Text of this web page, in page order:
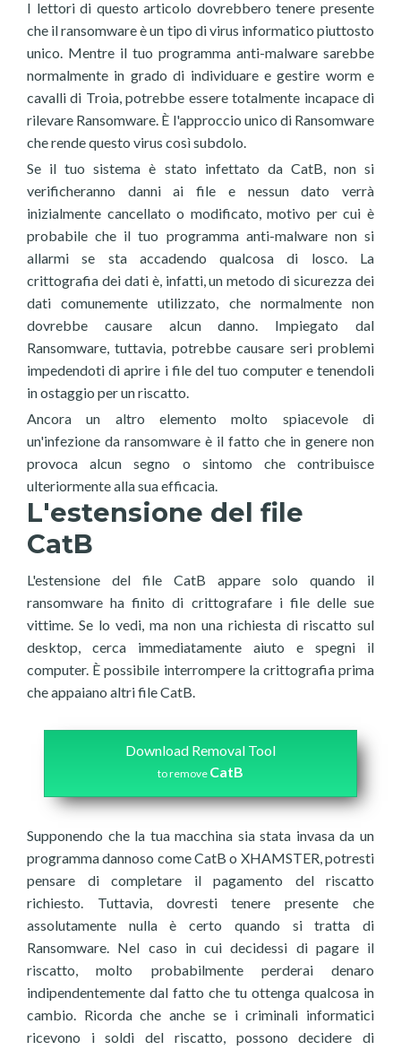
I lettori di questo articolo dovrebbero tenere presente
che il ransomware è un tipo di virus informatico piuttosto
unico. Mentre il tuo programma anti-malware sarebbe
normalmente in grado di individuare e gestire worm e
cavalli di Troia, potrebbe essere totalmente incapace di
rilevare Ransomware. È l'approccio unico di Ransomware
che rende questo virus così subdolo.
Se il tuo sistema è stato infettato da CatB, non si
verificheranno danni ai file e nessun dato verrà
inizialmente cancellato o modificato, motivo per cui è
probabile che il tuo programma anti-malware non si
allarmi se sta accadendo qualcosa di losco. La
crittografia dei dati è, infatti, un metodo di sicurezza dei
dati comunemente utilizzato, che normalmente non
dovrebbe causare alcun danno. Impiegato dal
Ransomware, tuttavia, potrebbe causare seri problemi
impedendoti di aprire i file del tuo computer e tenendoli
in ostaggio per un riscatto.
Ancora un altro elemento molto spiacevole di
un'infezione da ransomware è il fatto che in genere non
provoca alcun segno o sintomo che contribuisce
ulteriormente alla sua efficacia.
L'estensione del file
CatB
L'estensione del file CatB appare solo quando il
ransomware ha finito di crittografare i file delle sue
vittime. Se lo vedi, ma non una richiesta di riscatto sul
desktop, cerca immediatamente aiuto e spegni il
computer. È possibile interrompere la crittografia prima
che appaiano altri file CatB.
Download Removal Tool
to remove CatB
Supponendo che la tua macchina sia stata invasa da un
programma dannoso come CatB o XHAMSTER, potresti
pensare di completare il pagamento del riscatto
richiesto. Tuttavia, dovresti tenere presente che
assolutamente nulla è certo quando si tratta di
Ransomware. Nel caso in cui decidessi di pagare il
riscatto, molto probabilmente perderai denaro
indipendentemente dal fatto che tu ottenga qualcosa in
cambio. Ricorda che anche se i criminali informatici
ricevono i soldi del riscatto, possono decidere di